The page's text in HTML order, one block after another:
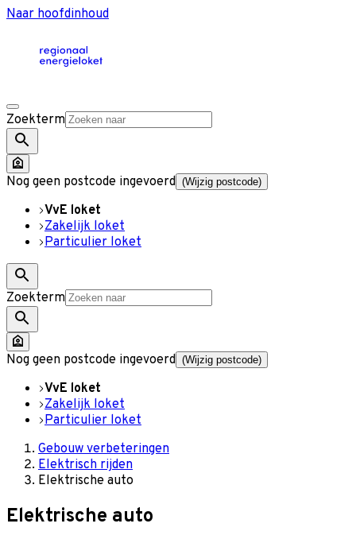
Naar hoofdinhoud
Zoekterm
Nog geen postcode ingevoerd (Wijzig postcode)
VvE loket
Zakelijk loket
Particulier loket
Zoekterm
Nog geen postcode ingevoerd (Wijzig postcode)
VvE loket
Zakelijk loket
Particulier loket
Gebouw verbeteringen
Elektrisch rijden
Elektrische auto
Elektrische auto